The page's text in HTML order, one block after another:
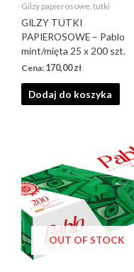
Gilzy papierosowe, tutki
GILZY TUTKI
PAPIEROSOWE – Pablo
mint/mięta 25 x 200 szt.
170,00zł
Dodaj do koszyka
OUT OF STOCK